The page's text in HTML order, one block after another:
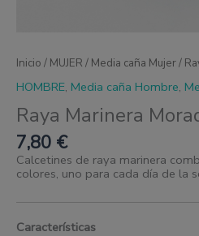
Inicio / MUJER / Media caña Mujer/
HOMBRE, Media caña Hombre,
Raya Marinera
7,80 €
Calcetines de raya marinera
colores, uno para cada día de la
Características